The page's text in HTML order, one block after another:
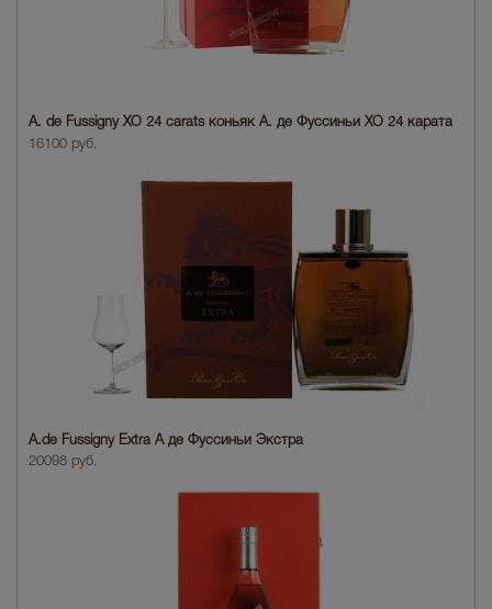
A. de Fussigny XO 24 carats коньяк А. де Фуссиньи ХО 24 карата
16100 руб.
A.de Fussigny Extra А де Фуссиньи Экстра
20098 руб.